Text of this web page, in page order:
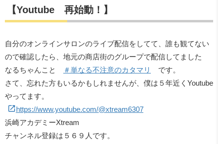
【Youtube 再始動！】
自分のオンラインサロンのライブ配信をしてて、誰も観てない
ので確認したら、地元の商店街のグループで配信してました
なるちゃんこと
＃単なる不注意のカタマリ
です。
さて、忘れた方もいるかもしれませんが、僕は５年近くYoutube
やってます。
https://www.youtube.com/@xtream6307
浜崎アカデミーXtream
チャンネル登録は５６９人です。